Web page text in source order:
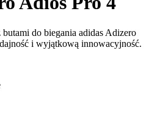
do biegania adidas Adizero
i wyjątkową innowacyjność.